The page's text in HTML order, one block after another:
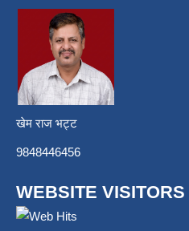
खेम राज भट्ट
9848446456
WEBSITE VISITORS